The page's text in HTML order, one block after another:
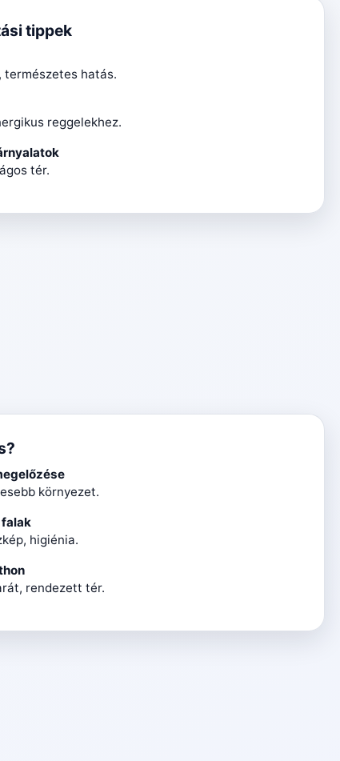
tippek
természetes hatás.
reggelekhez.
tér.
környezet.
higiénia.
rendezett tér.